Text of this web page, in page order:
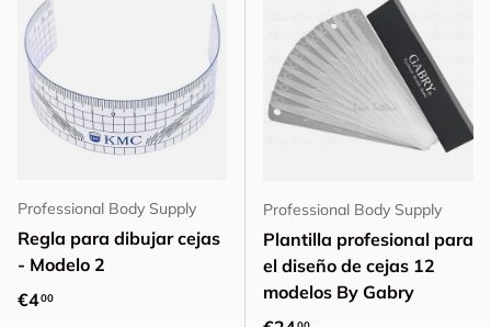
Professional Body Supply
Regla para dibujar cejas
- Modelo 2
Precio normal
€400
Professional Body Supply
Plantilla profesional para
el diseño de cejas 12
modelos By Gabry
00